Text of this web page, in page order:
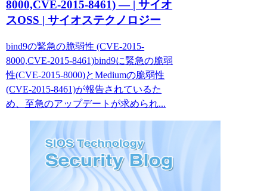
8000,CVE-2015-8461) — | サイオ
スOSS | サイオステクノロジー
bind9の緊急の脆弱性 (CVE-2015-
8000,CVE-2015-8461)bind9に緊急の脆弱
性(CVE-2015-8000)とMediumの脆弱性
(CVE-2015-8461)が報告されているた
め、至急のアップデートが求められ...